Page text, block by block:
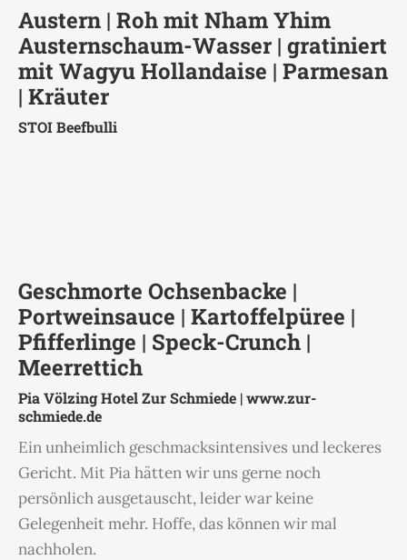
Austern | Roh mit Nham Yhim
Austernschaum-Wasser | gratiniert
mit Wagyu Hollandaise | Parmesan
| Kräuter
STOI Beefbulli
Geschmorte Ochsenbacke |
Portweinsauce | Kartoffelpüree |
Pfifferlinge | Speck-Crunch |
Meerrettich
Pia Völzing Hotel Zur Schmiede |www.zur-
schmiede.de
Ein unheimlich geschmacksintensives und leckeres
Gericht. Mit Pia hätten wir uns gerne noch
persönlich ausgetauscht, leider war keine
Gelegenheit mehr. Hoffe, das können wir mal
nachholen.